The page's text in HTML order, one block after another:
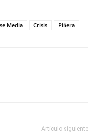
Media Crisis Piñera
Artículo siguiente